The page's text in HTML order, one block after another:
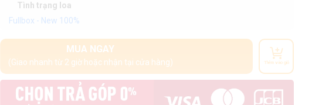
Tình trạng loa
Fullbox - New 100%
MUA NGAY
(Giao nhanh từ 2 giờ hoặc nhận tại cửa hàng) Thêm vào giỏ